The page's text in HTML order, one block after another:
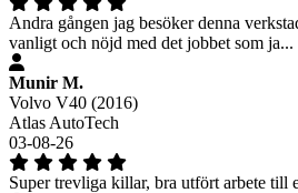
Andra gången jag besöker denna
vanligt och nöjd med det jobbet som ja...
Munir M.
Volvo V40 (2016)
Atlas AutoTech
03-08-26
Super trevliga killar, bra utfört arbete till